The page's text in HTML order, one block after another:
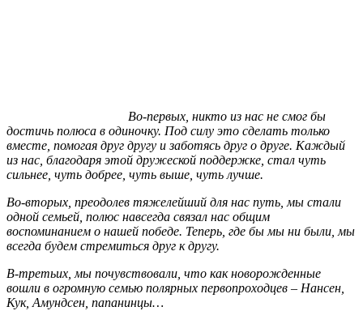
Во-первых, никто из нас не смог бы
достичь полюса в одиночку. Под силу это сделать только
вместе, помогая друг другу и заботясь друг о друге. Каждый
из нас, благодаря этой дружеской поддержке, стал чуть
сильнее, чуть добрее, чуть выше, чуть лучше.
Во-вторых, преодолев тяжелейший для нас путь, мы стали
одной семьей, полюс навсегда связал нас общим
воспоминанием о нашей победе. Теперь, где бы мы ни были, мы
всегда будем стремиться друг к другу.
В-третьих, мы почувствовали, что как новорожденные
вошли в огромную семью полярных первопроходцев – Нансен,
Кук, Амундсен, папанинцы…